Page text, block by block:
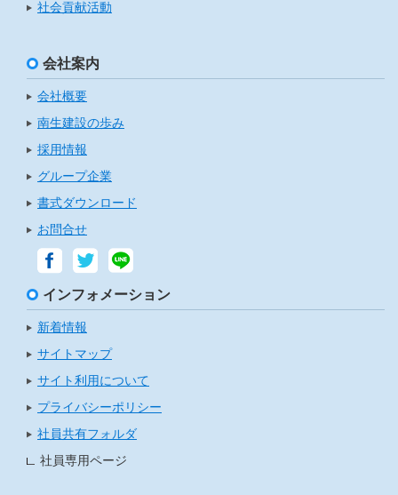
社会貢献活動
会社案内
会社概要
南生建設の歩み
採用情報
グループ企業
書式ダウンロード
お問合せ
インフォメーション
新着情報
サイトマップ
サイト利用について
プライバシーポリシー
社員共有フォルダ
社員専用ページ